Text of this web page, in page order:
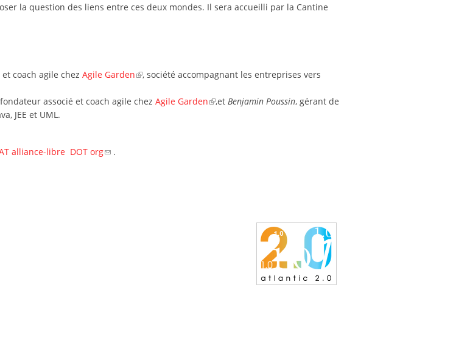
la question des liens entre ces deux mondes. Il sera accueilli par la Cantine
coach agile chez Agile Garden
, société accompagnant les entreprises vers
fondateur associé et coach agile chez Agile Garden ,et Benjamin Poussin, gérant de
JEE et UML.
alliance-libre DOT org
.